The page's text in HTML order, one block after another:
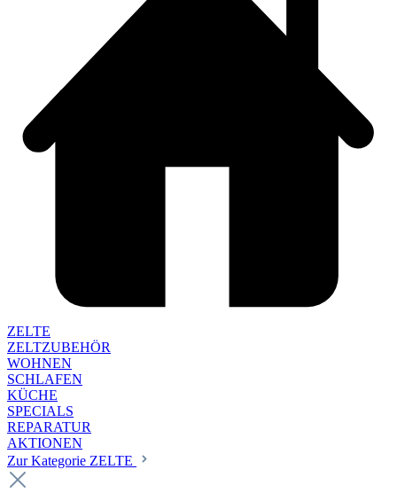
ZELTE
ZELTZUBEHÖR
WOHNEN
SCHLAFEN
KÜCHE
SPECIALS
REPARATUR
AKTIONEN
Zur Kategorie ZELTE